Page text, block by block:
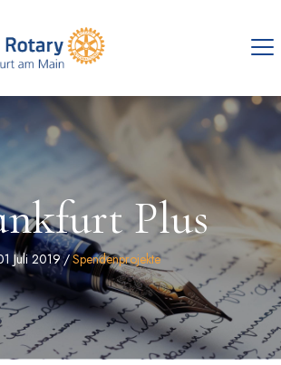
Plus
Juli 2019/Spendenprojekte